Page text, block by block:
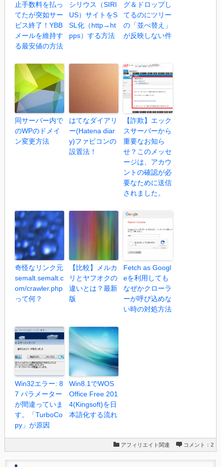
止手数料を払っ
てたが突如サー
ビス終了！YBB
メールを維持す
る最安値の方法
シリウス（SIRI
US）サイトをS
SL化（http→ht
pps）する方法
グ＆ドロップし
てるのにツリー
の「並べ替え」
が反映しない件
同サーバー内で
のWPのドメイ
ン変更方法
はてなダイアリ
ー(Hatena diar
y)ファビコンの
設置法！
【詐欺】エック
スサーバーから
重要なお知ら
せ？このメッセ
ージは、アカウ
ントの確認が必
要なために送信
されました。
奇怪なリンク元
semalt.semalt.c
om/crawler.php
って何？
【比較】メルカ
リとヤフオクの
違いとは？最新
版
Fetch as Googl
eを利用しても
なぜかクローラ
ーが呼び込めな
い時の対処方法
Win32エラー: 8
7 パラメーター
が間違っていま
す。「TurboCo
py」が原因
Win8.1でWOS
Office Free 201
4(Kingsoft)を日
本語化する流れ
アフィリエイト関連 コメント：2